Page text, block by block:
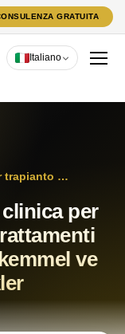
GRATUITA
Italiano
Guida alla scelta della clinica per trapianto di capelli e trattamenti dentali a Istanbul: Mükemmel ve Etkili Seçenekler
per
ve